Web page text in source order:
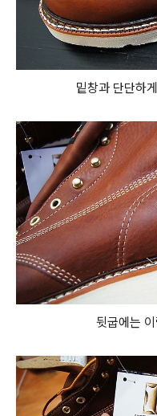
밑창과 단단하
뒷굽에는